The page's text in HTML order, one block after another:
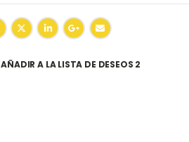
AÑADIR A LA LISTA DE DESEOS 2